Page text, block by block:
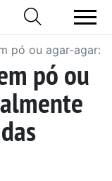
pó ou agar-agar:
pó ou